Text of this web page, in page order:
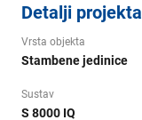
Detalji projekta
Vrsta objekta
Stambene jedinice
Sustav
S 8000 IQ